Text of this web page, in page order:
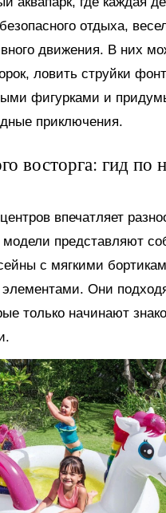
отдыха,
движения. В них
ловить струйки
фигурками и
приключения.
восторга: гид по
впечатляет
представляют
с мягкими
Они
только начинают